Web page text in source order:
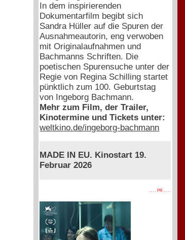
In dem inspirierenden
Dokumentarfilm begibt sich
Sandra Hüller auf die Spuren der
Ausnahmeautorin, eng verwoben
mit Originalaufnahmen und
Bachmanns Schriften. Die
poetischen Spurensuche unter der
Regie von Regina Schilling startet
pünktlich zum 100. Geburtstag
von Ingeborg Bachmann.
Mehr zum Film, der Trailer,
Kinotermine und Tickets unter:
weltkino.de/ingeborg-bachmann
MADE IN EU. Kinostart 19.
Februar 2026
. . . . PR . . . .